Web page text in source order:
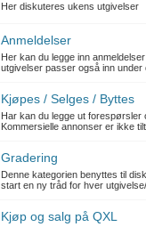
Her diskuteres ukens utgivelser
Anmeldelser
Her kan du legge inn
utgivelser passer også inn under
Kjøpes / Selges / Byttes
Har kan du legge ut forespørsler
Kommersielle annonser er ikke
Gradering
Denne kategorien benyttes til
start en ny tråd for hver
Kjøp og salg på QXL